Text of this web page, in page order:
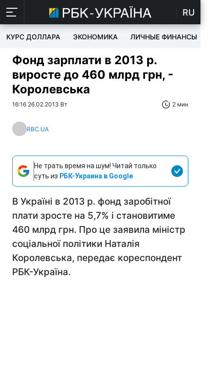
RU
КУРС ДОЛЛАРА ЭКОНОМИКА ЛИЧНЫЕ ФИНАНСЫ
Фонд зарплати в 2013 р.
виросте до 460 млрд грн, -
Королевська
16:16 26.02.2013 Вт 2 мин
RBC.UA
Не трать время на шум! Читай только
суть из РБК-Украина в Google
В Україні в 2013 р. фонд заробітної
плати зросте на 5,7% і становитиме
460 млрд грн. Про це заявила міністр
соціальної політики Наталія
Королевська, передає кореспондент
РБК-Україна.